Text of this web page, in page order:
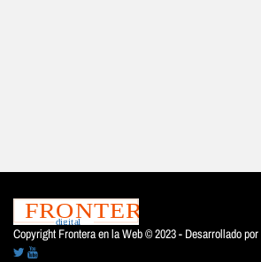
Copyright Frontera en la Web © 2023 - Desarrollado por